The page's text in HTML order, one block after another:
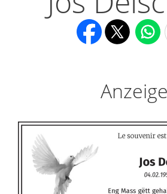
Anzeige